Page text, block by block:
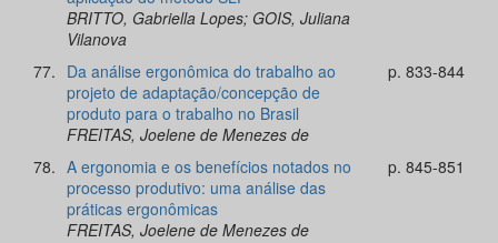
BRITTO, Gabriella Lopes; GOIS, Juliana
Vilanova
77. Da análise ergonômica do trabalho ao
projeto de adaptação/concepção de
produto para o trabalho no Brasil
FREITAS, Joelene de Menezes de
p. 833-844
78. A ergonomia e os benefícios notados no
processo produtivo: uma análise das
práticas ergonômicas
FREITAS, Joelene de Menezes de
p. 845-851